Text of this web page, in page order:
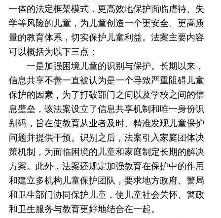
一体的法定框架模式，更高效地保护面临虐待、失
学等风险的儿童，为儿童创造一个更安全、更高质
量的教育体系，切实保护儿童利益。法案主要内容
可以概括为以下三点：
一是加强困境儿童的识别与保护。长期以来，
信息共享不善一直被认为是一个导致严重阻碍儿童
保护的因素，为了打破部门之间以及学校之间的信
息壁垒，该法案设立了信息共享机制和唯一身份识
别码，旨在使教育从业者及时、精准发现儿童保护
问题并提供干预。识别之后，法案引入家庭团体决
策机制，为面临困境的儿童和家庭制定长期的解决
方案。此外，法案还规定加强教育在保护中的作用
和建立多机构儿童保护团队，要求地方政府、警局
和卫生部门协同保护儿童，使儿童社会关怀、警政
和卫生服务与教育更好地结合在一起。